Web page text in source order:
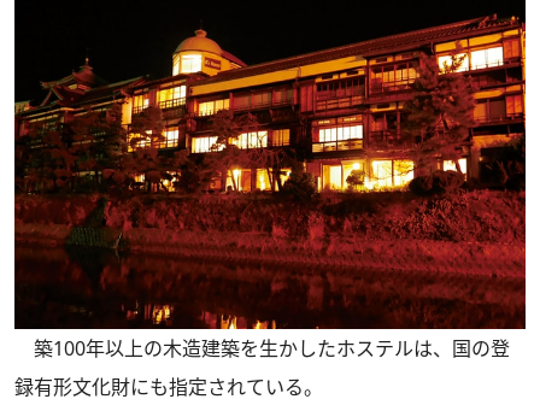
築100年以上の木造建築を生かしたホステルは、国の登
録有形文化財にも指定されている。